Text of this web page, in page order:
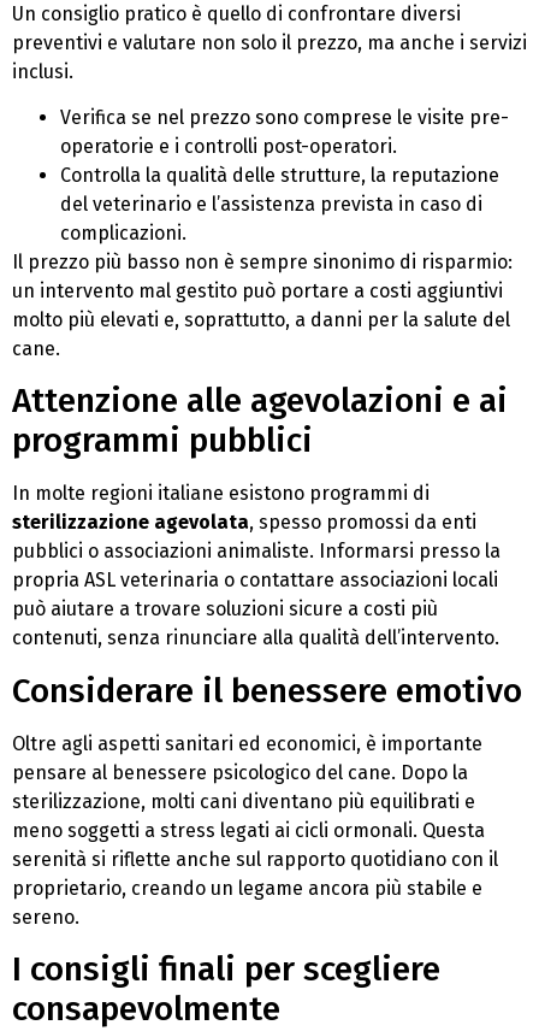
Un consiglio pratico è quello di confrontare diversi
preventivi e valutare non solo il prezzo, ma anche i servizi
inclusi.
Verifica se nel prezzo sono comprese le visite pre-
operatorie e i controlli post-operatori.
Controlla la qualità delle strutture, la reputazione
del veterinario e l’assistenza prevista in caso di
complicazioni.
Il prezzo più basso non è sempre sinonimo di risparmio:
un intervento mal gestito può portare a costi aggiuntivi
molto più elevati e, soprattutto, a danni per la salute del
cane.
Attenzione alle agevolazioni e ai
programmi pubblici
In molte regioni italiane esistono programmi di
sterilizzazione agevolata, spesso promossi da enti
pubblici o associazioni animaliste. Informarsi presso la
propria ASL veterinaria o contattare associazioni locali
può aiutare a trovare soluzioni sicure a costi più
contenuti, senza rinunciare alla qualità dell’intervento.
Considerare il benessere emotivo
Oltre agli aspetti sanitari ed economici, è importante
pensare al benessere psicologico del cane. Dopo la
sterilizzazione, molti cani diventano più equilibrati e
meno soggetti a stress legati ai cicli ormonali. Questa
serenità si riflette anche sul rapporto quotidiano con il
proprietario, creando un legame ancora più stabile e
sereno.
I consigli finali per scegliere
consapevolmente